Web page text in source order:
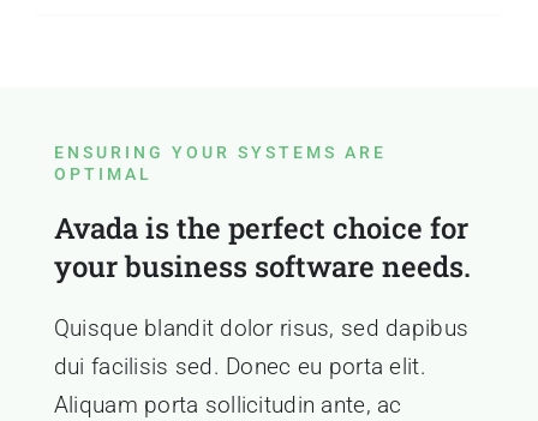
ENSURING YOUR SYSTEMS ARE
OPTIMAL
Avada is the perfect choice for
your business software needs.
Quisque blandit dolor risus, sed dapibus
dui facilisis sed. Donec eu porta elit.
Aliquam porta sollicitudin ante, ac